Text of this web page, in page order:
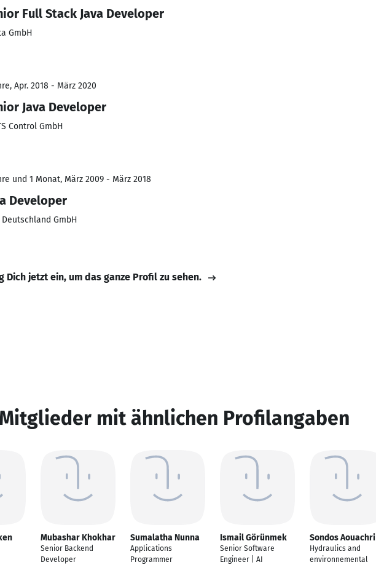
Full Stack Java Developer
GmbH
Apr. 2018 - März 2020
Java Developer
Control GmbH
und 1 Monat, März 2009 - März 2018
Developer
Deutschland GmbH
Dich jetzt ein, um das ganze Profil zu sehen.
Mitglieder mit ähnlichen Profilangaben
Mubashar Khokhar
Senior Backend
Developer
Sumalatha Nunna
Applications
Programmer
Ismail Görünmek
Senior Software
Engineer | AI
Sondos Aouachri
Hydraulics and
environnemental